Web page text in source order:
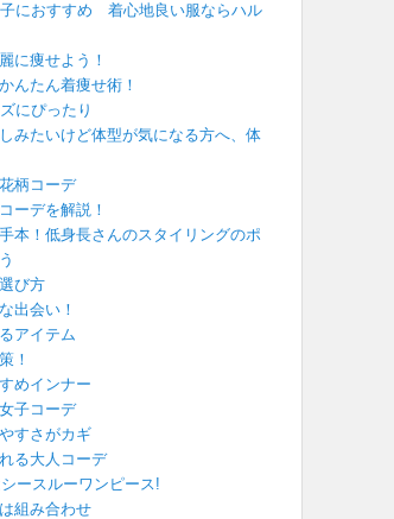
におすすめ 着心地良い服ならハル
に痩せよう！
んたん着痩せ術！
にぴったり
みたいけど体型が気になる方へ、体
柄コーデ
ーデを解説！
本！低身長さんのスタイリングのポ
び方
出会い！
アイテム
！
めインナー
子コーデ
すさがカギ
る大人コーデ
ースルーワンピース!
組み合わせ